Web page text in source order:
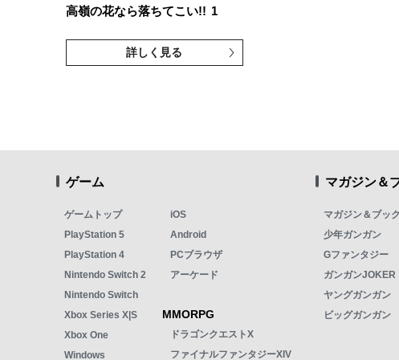
高嶺の花なら落ちてこい!! 1
詳しく見る
ゲーム
ゲームトップ
PlayStation 5
PlayStation 4
Nintendo Switch 2
Nintendo Switch
Xbox Series X|S
Xbox One
Windows
iOS
Android
PCブラウザ
アーケード
MMORPG
ドラゴンクエストX
ファイナルファンタジーXIV
マガジン＆
マガジン＆ブッ
少年ガンガン
Gファンタジー
ガンガンJOKER
ヤングガンガン
ビッグガンガン